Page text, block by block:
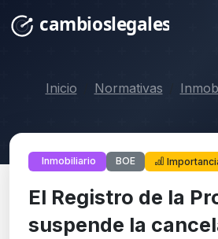
Inicio Normativas
Inmobiliario BOE
El Registro de la
suspende la